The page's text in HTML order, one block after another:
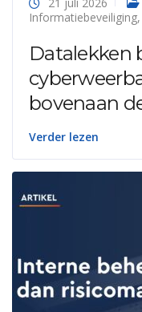
Informatiebeveiliging,
Datalekken
bovenaan
Verder lezen